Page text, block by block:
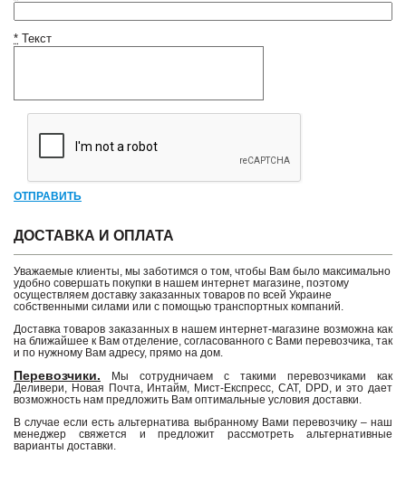
* Текст
ОТПРАВИТЬ
ДОСТАВКА И ОПЛАТА
Уважаемые клиенты, мы заботимся о том, чтобы Вам было максимально
удобно совершать покупки в нашем интернет магазине, поэтому
осуществляем доставку заказанных товаров по всей Украине
собственными силами или с помощью транспортных компаний.
Доставка товаров заказанных в нашем интернет-магазине возможна как
на ближайшее к Вам отделение, согласованного с Вами перевозчика, так
и по нужному Вам адресу, прямо на дом.
Перевозчики. Мы сотрудничаем с такими перевозчиками как
Деливери, Новая Почта, Интайм, Мист-Експресс, САТ, DPD, и это дает
возможность нам предложить Вам оптимальные условия доставки.
В случае если есть альтернатива выбранному Вами перевозчику – наш
менеджер свяжется и предложит рассмотреть альтернативные
варианты доставки.